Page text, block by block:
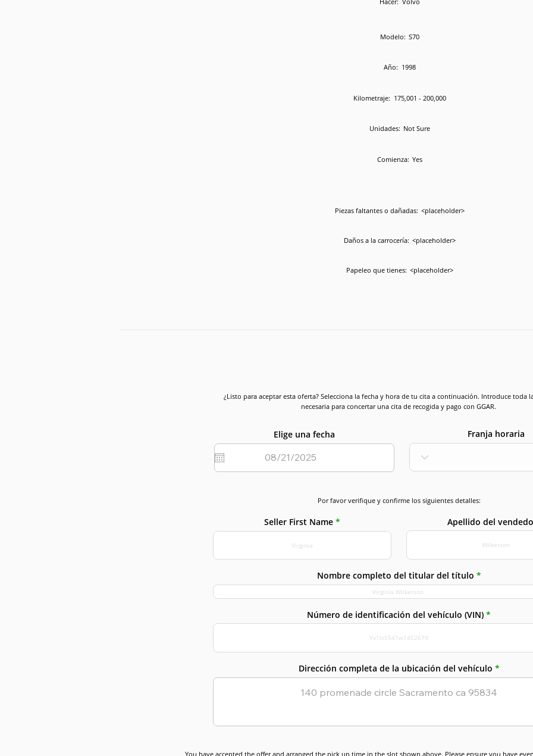
Hacer: Volvo
Modelo: S70
Año: 1998
Kilometraje: 175,001 - 200,000
Unidades: Not Sure
Comienza: Yes
Piezas faltantes o dañadas: <placeholder>
Daños a la carrocería: <placeholder>
Papeleo que tienes: <placeholder>
¿Listo para aceptar esta oferta? Selecciona la fecha y hora de tu cita a continuación. Introduce toda
necesaria para concertar una cita de recogida y pago con GGAR.
Elige una fecha Franja horaria
Por favor verifique y confirme los siguientes detalles:
Seller First Name Apellido del
Nombre completo del titular del título
Número de identificación del vehículo (VIN)
Dirección completa de la ubicación del vehículo